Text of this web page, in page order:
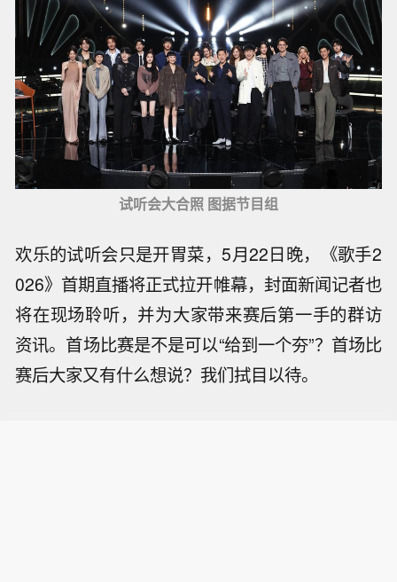
试听会大合照 图据节目组
欢乐的试听会只是开胃菜，5月22日晚，《歌手2
026》首期直播将正式拉开帷幕，封面新闻记者也
将在现场聆听，并为大家带来赛后第一手的群访
资讯。首场比赛是不是可以“给到一个夯”？首场比
赛后大家又有什么想说？我们拭目以待。